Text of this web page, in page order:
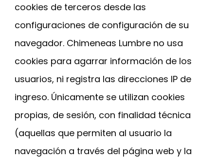
cookies de terceros desde las
configuraciones de configuración de su
navegador. Chimeneas Lumbre no usa
cookies para agarrar información de los
usuarios, ni registra las direcciones IP de
ingreso. Únicamente se utilizan cookies
propias, de sesión, con finalidad técnica
(aquellas que permiten al usuario la
navegación a través del página web y la